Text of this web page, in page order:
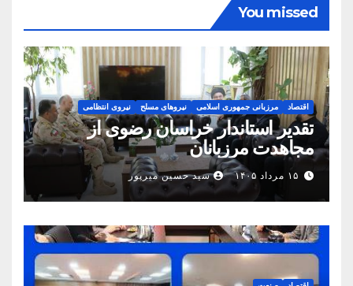
You missed
اقتصاد مرزبانی جمهوری اسلامی نیروهای مسلح نیروی انتظامی
تقدیر استاندار خراسان رضوی از
مجاهدت مرزبانان
۱۵ مرداد ۱۴۰۵ سید حسین میرپور